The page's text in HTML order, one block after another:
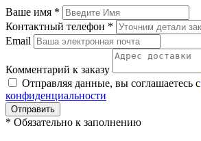
Ваше имя *
Контактный телефон *
Email
Комментарий к заказу
Отправляя данные, вы соглашаетесь с
конфиденциальности
Отправить
* Обязательно к заполнению